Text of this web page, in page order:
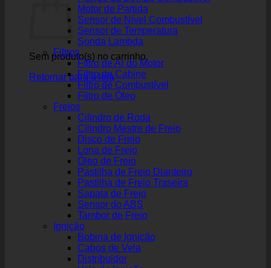
Sem produto(s) no carrinho.
Retornar para a loja
Motor de Partida
Sensor de Nível Combustível
Sensor de Temperatura
Sonda Lambda
Filtros
Filtro de Ar do Motor
Filtro de Cabine
Filtro de Combustível
Filtro de Óleo
Freios
Cilindro de Roda
Cilindro Mestre de Freio
Disco de Freio
Lona de Freio
Óleo de Freio
Pastilha de Freio Dianteiro
Pastilha de Freio Traseira
Sapata de Freio
Sensor do ABS
Tambor de Freio
Ignição
Bobina de Ignição
Cabos de Vela
Distribuidor